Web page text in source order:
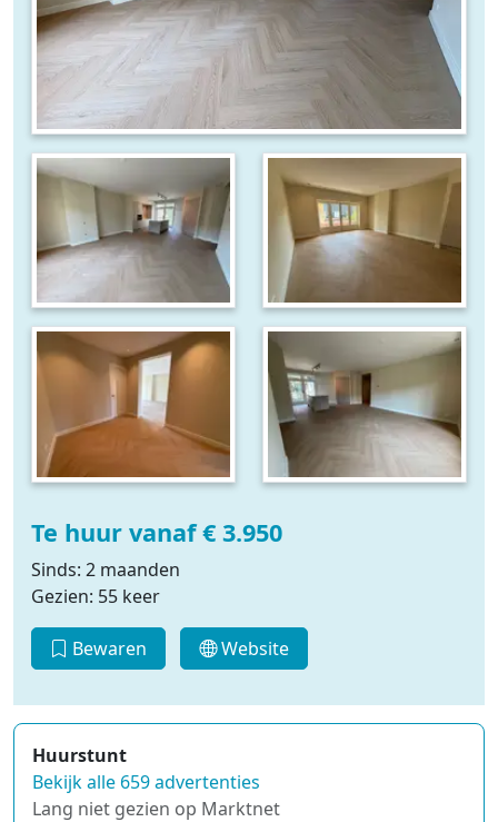
Te huur vanaf € 3.950
Sinds: 2 maanden
Gezien: 55 keer
Bewaren Website
Huurstunt
Bekijk alle 659 advertenties
Lang niet gezien op Marktnet